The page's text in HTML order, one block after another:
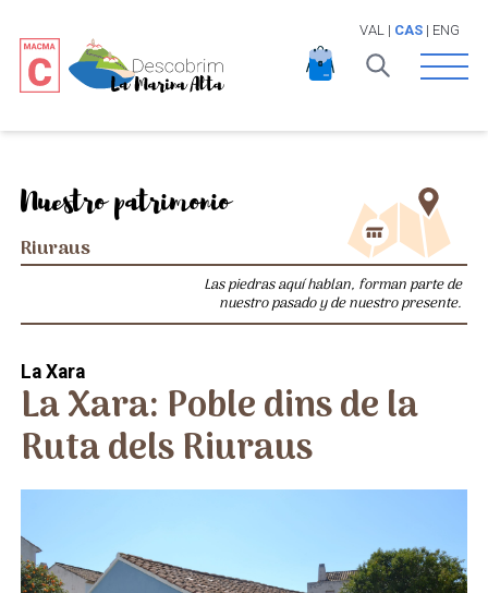
VAL | CAS| ENG
Open
Nuestro patrimonio
Riuraus
Las piedras aquí hablan, forman parte de
nuestro pasado y de nuestro presente.
La Xara
La Xara: Poble dins de la
Ruta dels Riuraus